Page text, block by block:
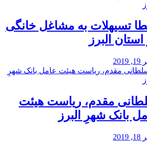
تسیهلات به مشاغل خانگی
البرز
مقدم، ریاست هیئت
بانک شهرِ البرز